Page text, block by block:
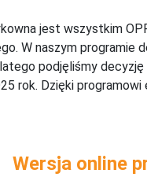
jest wszystkim
W naszym programie
podjęliśmy
rok. Dzięki
Wersja online